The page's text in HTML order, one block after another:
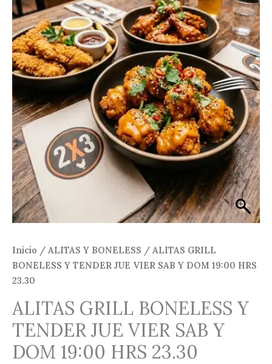
Inicio / ALITAS Y BONELESS / ALITAS GRILL
BONELESS Y TENDER JUE VIER SAB Y DOM 19:00 HRS
23.30
ALITAS GRILL BONELESS Y
TENDER JUE VIER SAB Y
DOM 19:00 HRS 23.30